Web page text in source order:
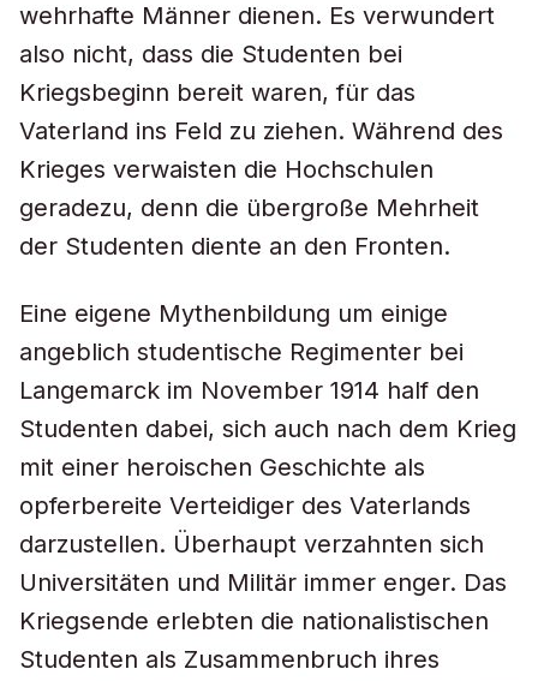
wehrhafte Männer dienen. Es verwundert
also nicht, dass die Studenten bei
Kriegsbeginn bereit waren, für das
Vaterland ins Feld zu ziehen. Während des
Krieges verwaisten die Hochschulen
geradezu, denn die übergroße Mehrheit
der Studenten diente an den Fronten.
Eine eigene Mythenbildung um einige
angeblich studentische Regimenter bei
Langemarck im November 1914 half den
Studenten dabei, sich auch nach dem Krieg
mit einer heroischen Geschichte als
opferbereite Verteidiger des Vaterlands
darzustellen. Überhaupt verzahnten sich
Universitäten und Militär immer enger. Das
Kriegsende erlebten die nationalistischen
Studenten als Zusammenbruch ihres